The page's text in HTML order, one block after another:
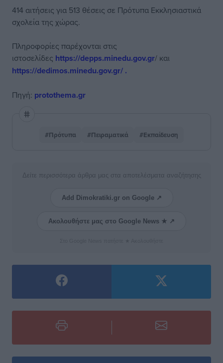
414 αιτήσεις για 513 θέσεις σε Πρότυπα Εκκλησιαστικά
σχολεία της χώρας.
Πληροφορίες παρέχονται στις
ιστοσελίδες https://depps.minedu.gov.gr/ και
https://dedimos.minedu.gov.gr/ .
Πηγή: protothema.gr
#Πρότυπα #Πειραματικά #Εκπαίδευση
Δείτε περισσότερα άρθρα μας στα αποτελέσματα αναζήτησης
Add Dimokratiki.gr on Google ↗
Ακολουθήστε μας στο Google News ★ ↗